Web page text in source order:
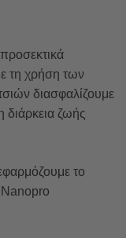
τη χρήση των
διασφαλίζουμε
διάρκεια ζωής
το